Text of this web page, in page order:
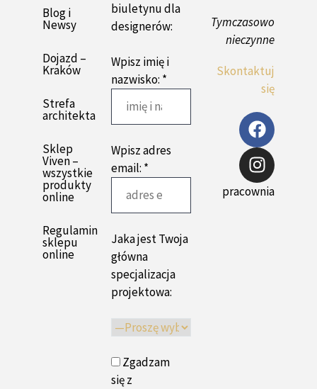
Blog i
Newsy
Dojazd –
Kraków
Strefa
architekta
Sklep
Viven –
wszystkie
produkty
online
Regulamin
sklepu
online
biuletynu dla
designerów:
Wpisz imię i
nazwisko: *
Wpisz adres
email: *
Jaka jest Twoja
główna
specjalizacja
projektowa:
Zgadzam
się z
Tymczasowo
nieczynne
Skontaktuj
się
pracownia